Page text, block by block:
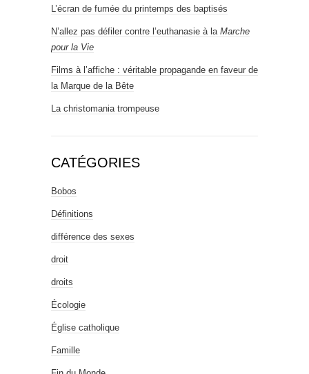
L’écran de fumée du printemps des baptisés
N’allez pas défiler contre l’euthanasie à la Marche
pour la Vie
Films à l’affiche : véritable propagande en faveur de
la Marque de la Bête
La christomania trompeuse
CATÉGORIES
Bobos
Définitions
différence des sexes
droit
droits
Écologie
Église catholique
Famille